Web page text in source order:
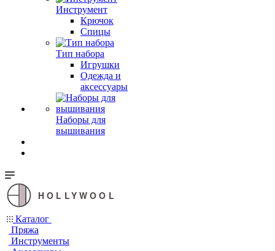
Инструмент
Крючок
Спицы
Тип набора
Игрушки
Одежда и
аксессуары
Наборы для
вышивания
HOLLYWOOL
Каталог
Пряжа
Инструменты